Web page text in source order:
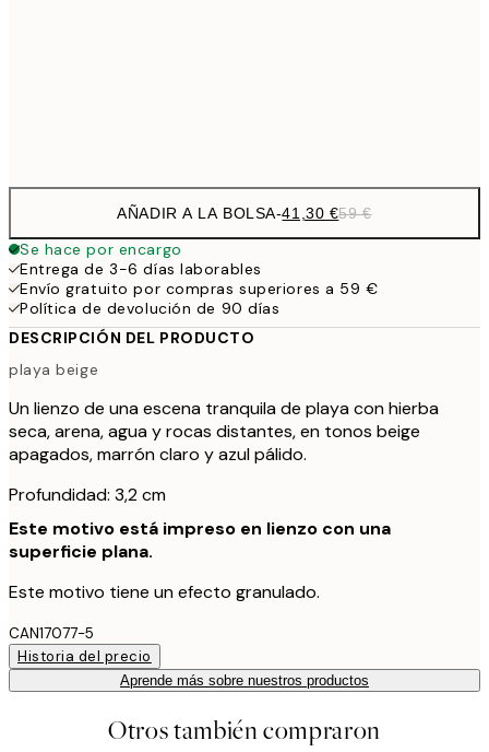
AÑADIR A LA BOLSA-41,30 €59 €
Se hace por encargo
Entrega de 3-6 días laborables
Envío gratuito por compras superiores a 59 €
Política de devolución de 90 días
DESCRIPCIÓN DEL PRODUCTO
playa beige
Un lienzo de una escena tranquila de playa con hierba
seca, arena, agua y rocas distantes, en tonos beige
apagados, marrón claro y azul pálido.
Profundidad: 3,2 cm
Este motivo está impreso en lienzo con una
superficie plana.
Este motivo tiene un efecto granulado.
CAN17077-5
Historia del precio
Aprende más sobre nuestros productos
Otros también compraron